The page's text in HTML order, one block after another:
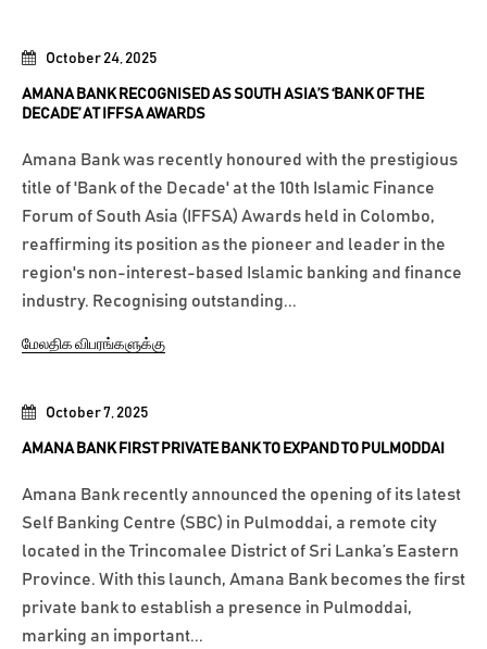
October 7, 2025
AMANA BANK FIRST PRIVATE BANK TO EXPAND TO PULMODDAI
Amana Bank recently announced the opening of its latest
Self Banking Centre (SBC) in Pulmoddai, a remote city
located in the Trincomalee District of Sri Lanka’s Eastern
Province. With this launch, Amana Bank becomes the first
private bank to establish a presence in Pulmoddai,
marking an important...
October 24, 2025
AMANA BANK RECOGNISED AS SOUTH ASIA’S ‘BANK OF THE
DECADE’ AT IFFSA AWARDS
Amana Bank was recently honoured with the prestigious
title of 'Bank of the Decade' at the 10th Islamic Finance
Forum of South Asia (IFFSA) Awards held in Colombo,
reaffirming its position as the pioneer and leader in the
region's non-interest-based Islamic banking and finance
industry. Recognising outstanding...
மேலதிக விபரங்களுக்கு